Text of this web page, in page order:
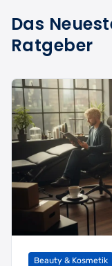
Das
Ratgeber
Beauty & Kosmetik